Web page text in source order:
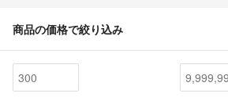
商品の価格で絞り込み